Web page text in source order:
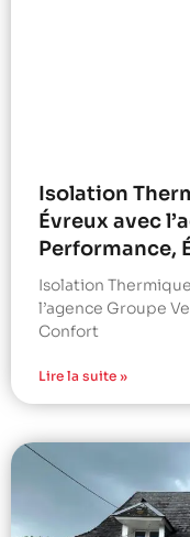
Isolation
Évreux avec
Performance,
Isolation
l’agence Groupe
Confort
Lire la suite »